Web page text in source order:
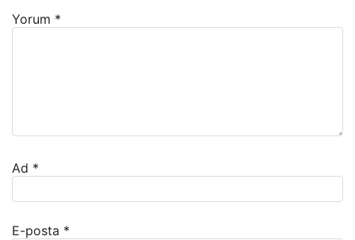
Yorum *
Ad *
E-posta *